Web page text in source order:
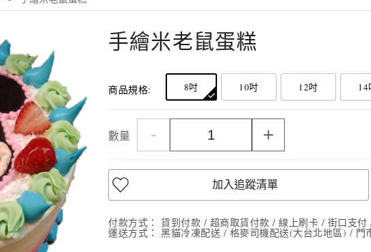
手繪米老鼠蛋糕
商品規格: 8吋 10吋 12吋 14
數量 - +
加入追蹤清單
付款方式： 貨到付款 / 超商取貨付款 / 線上刷卡 / 街口支
運送方式： 黑貓冷凍配送 / 格麥司機配送(大台北地區) / 門